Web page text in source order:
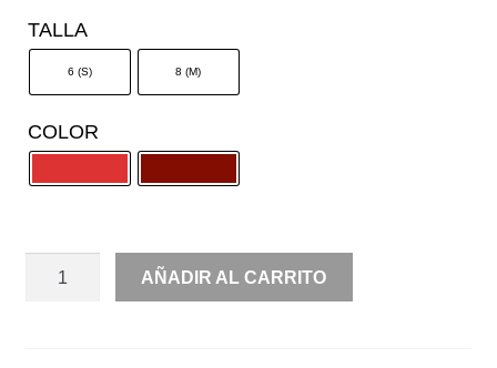
TALLA
6 (S) 8 (M)
COLOR
RENTA
AÑADIR AL CARRITO